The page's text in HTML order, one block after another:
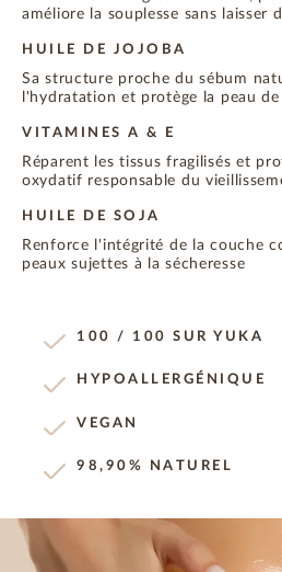
améliore la souplesse sans laisser
HUILE DE JOJOBA
Sa structure proche du sébum
l'hydratation et protège la peau
VITAMINES A & E
Réparent les tissus fragilisés et
oxydatif responsable du
HUILE DE SOJA
Renforce l'intégrité de la couche
peaux sujettes à la sécheresse
100 / 100 SUR YUKA
HYPOALLERGÉNIQUE
VEGAN
98,90% NATUREL